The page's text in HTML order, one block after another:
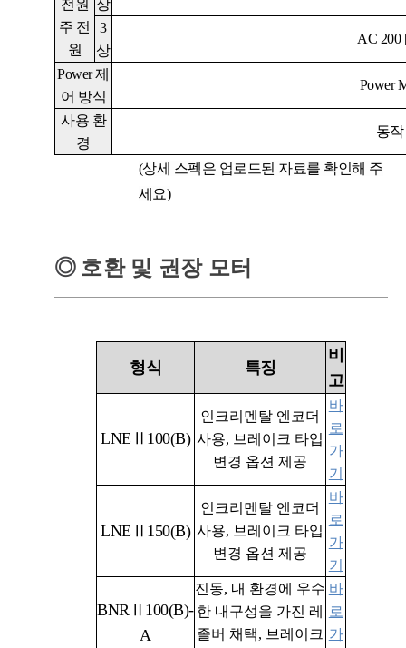
전원
주 전
원
상
3
상
AC 200
Power제
어 방식
Power
사용 환
경
동
(상세 스펙은 업로드된 자료를 확인해 주
세요)
◎ 호환 및 권장 모터
형식 특징
비
고
LNEⅡ100(B)
인크리멘탈 엔코더
사용, 브레이크 타입
변경 옵션 제공
바
로
가
기
LNEⅡ150(B)
인크리멘탈 엔코더
사용, 브레이크 타입
변경 옵션 제공
바
로
가
기
BNRⅡ100(B)-
A
진동, 내 환경에 우수
한 내구성을 가진 레
졸버 채택, 브레이크
바
로
가